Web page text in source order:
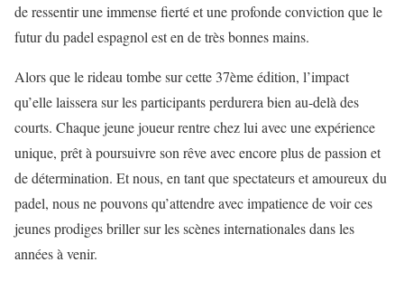
de ressentir une immense fierté et une profonde conviction que le
futur du padel espagnol est en de très bonnes mains.
Alors que le rideau tombe sur cette 37ème édition, l’impact
qu’elle laissera sur les participants perdurera bien au-delà des
courts. Chaque jeune joueur rentre chez lui avec une expérience
unique, prêt à poursuivre son rêve avec encore plus de passion et
de détermination. Et nous, en tant que spectateurs et amoureux du
padel, nous ne pouvons qu’attendre avec impatience de voir ces
jeunes prodiges briller sur les scènes internationales dans les
années à venir.